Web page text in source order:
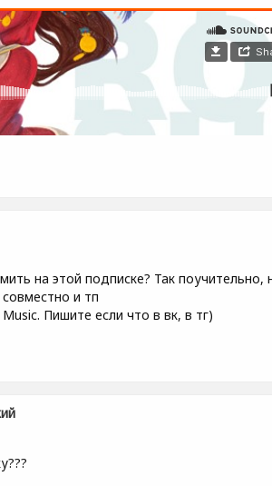
на этой подписке? Так поучительно,
и тп
Пишите если что в вк, в тг)